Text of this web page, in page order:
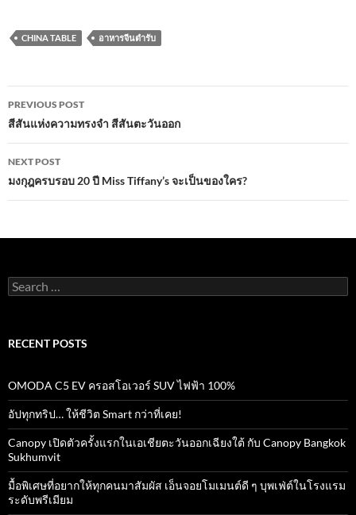
e
b
o
o
k
itt
er
ail at
s
A
p
CHINA TABLE อาหารจีนตำรับ
Post
navigation
PREVIOUS POST
สีสันแห่งความทรงจำ สีสันตะวันออก
NEXT POST
มงกุฎครบรอบ 20 ปี Miss Tiffany’s จะเป็นของใคร?
Search
for:
RECENT POSTS
OMODA C5 EV ครอสโอเวอร์ SUV ไฟฟ้า 100%
อัปทุกทริป… ให้ชีวิต Smart กว่าที่เคย!
Canopy เปิดตัวครั้งแรกในเอเชียตะวันออกเฉียงใต้ กับ Canopy Bangkok
Sukhumvit
มื้อพิเศษที่อยากให้ทุกคนมาสัมผัส เอ็นจอยโมเมนต์ดี ๆ บุพเฟ่ต์ในโรงแรม
ระดับพรีเมียม